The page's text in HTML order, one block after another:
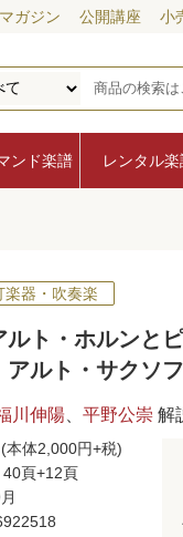
ガジン 公開講座 小
ンド楽譜 レンタル楽
楽器・吹奏楽
ト・ホルンと
アルト・サクソフ
川伸陽 平野公崇 解
(本体2,000円+税)
頁+12頁